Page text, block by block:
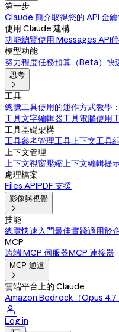
第一步
Claude 簡介取得您的 API 金鑰
使用 Claude 建構
功能總覽使用 Messages API
模型功能
努力程度任務預算（Beta）快
思考

工具
總覽工具使用的運作方式教學
工具文字編輯器工具電腦使用
工具基礎架構
工具參考管理工具上下文工具
上下文管理
上下文視窗壓縮上下文編輯提
處理檔案
Files APIPDF 支援
影像與視覺

技能
總覽快速入門最佳實踐適用於
MCP
遠端 MCP 伺服器MCP 連接器
MCP 通道

雲端平台上的 Claude
Amazon Bedrock（Opus 4.7

Log in